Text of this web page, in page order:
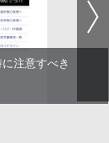
注意すべき